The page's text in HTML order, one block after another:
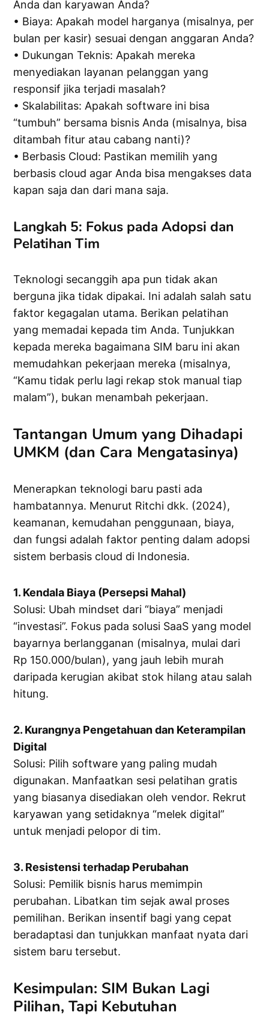
Anda dan karyawan Anda?
• Biaya: Apakah model harganya (misalnya, per
bulan per kasir) sesuai dengan anggaran Anda?
• Dukungan Teknis: Apakah mereka
menyediakan layanan pelanggan yang
responsif jika terjadi masalah?
• Skalabilitas: Apakah software ini bisa
“tumbuh” bersama bisnis Anda (misalnya, bisa
ditambah fitur atau cabang nanti)?
• Berbasis Cloud: Pastikan memilih yang
berbasis cloud agar Anda bisa mengakses data
kapan saja dan dari mana saja.
Langkah 5: Fokus pada Adopsi dan
Pelatihan Tim
Teknologi secanggih apa pun tidak akan
berguna jika tidak dipakai. Ini adalah salah satu
faktor kegagalan utama. Berikan pelatihan
yang memadai kepada tim Anda. Tunjukkan
kepada mereka bagaimana SIM baru ini akan
memudahkan pekerjaan mereka (misalnya,
“Kamu tidak perlu lagi rekap stok manual tiap
malam”), bukan menambah pekerjaan.
Tantangan Umum yang Dihadapi
UMKM (dan Cara Mengatasinya)
Menerapkan teknologi baru pasti ada
hambatannya. Menurut Ritchi dkk. (2024),
keamanan, kemudahan penggunaan, biaya,
dan fungsi adalah faktor penting dalam adopsi
sistem berbasis cloud di Indonesia.
1. Kendala Biaya (Persepsi Mahal)
Solusi: Ubah mindset dari “biaya” menjadi
“investasi”. Fokus pada solusi SaaS yang model
bayarnya berlangganan (misalnya, mulai dari
Rp 150.000/bulan), yang jauh lebih murah
daripada kerugian akibat stok hilang atau salah
hitung.
2. Kurangnya Pengetahuan dan Keterampilan
Digital
Solusi: Pilih software yang paling mudah
digunakan. Manfaatkan sesi pelatihan gratis
yang biasanya disediakan oleh vendor. Rekrut
karyawan yang setidaknya “melek digital”
untuk menjadi pelopor di tim.
3. Resistensi terhadap Perubahan
Solusi: Pemilik bisnis harus memimpin
perubahan. Libatkan tim sejak awal proses
pemilihan. Berikan insentif bagi yang cepat
beradaptasi dan tunjukkan manfaat nyata dari
sistem baru tersebut.
Kesimpulan: SIM Bukan Lagi
Pilihan, Tapi Kebutuhan